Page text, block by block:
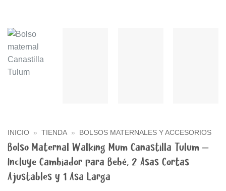
INICIO » TIENDA » BOLSOS MATERNALES Y ACCESORIOS
Bolso Maternal Walking Mum Canastilla Tulum –
Incluye Cambiador para Bebé, 2 Asas Cortas
Ajustables y 1 Asa Larga